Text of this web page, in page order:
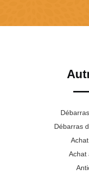
Débarras
Achat